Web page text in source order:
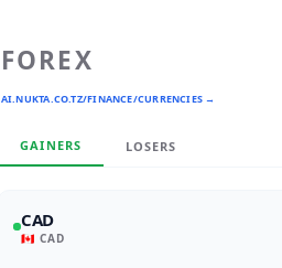
FOREX
AI.NUKTA.CO.TZ/FINANCE/CURRENCIES →
GAINERS LOSERS
CAD
🇨🇦 CAD